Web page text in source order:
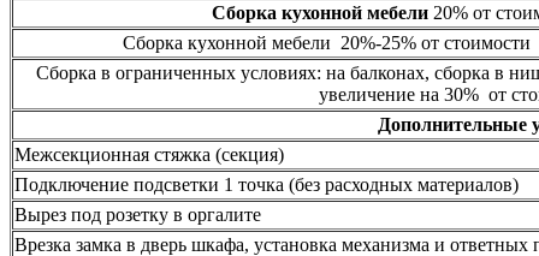
Сборка кухонной мебели20% от
Сборка кухонной мебели 20%-25% от стоимости
Сборка в ограниченных условиях: на балконах, сборка в
увеличение на 30% от
Дополнительные
Межсекционная стяжка (секция)
Подключение подсветки 1 точка (без расходных материалов)
Вырез под розетку в оргалите
Врезка замка в дверь шкафа, установка механизма и ответных